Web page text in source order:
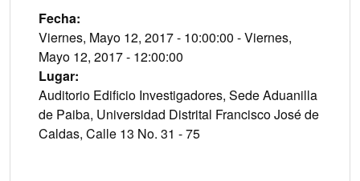
Fecha
Viernes, Mayo 12, 2017 - 10:00:00 - Viernes,
Mayo 12, 2017 - 12:00:00
Lugar
Auditorio Edificio Investigadores, Sede Aduanilla
de Paiba, Universidad Distrital Francisco José de
Caldas, Calle 13 No. 31 - 75